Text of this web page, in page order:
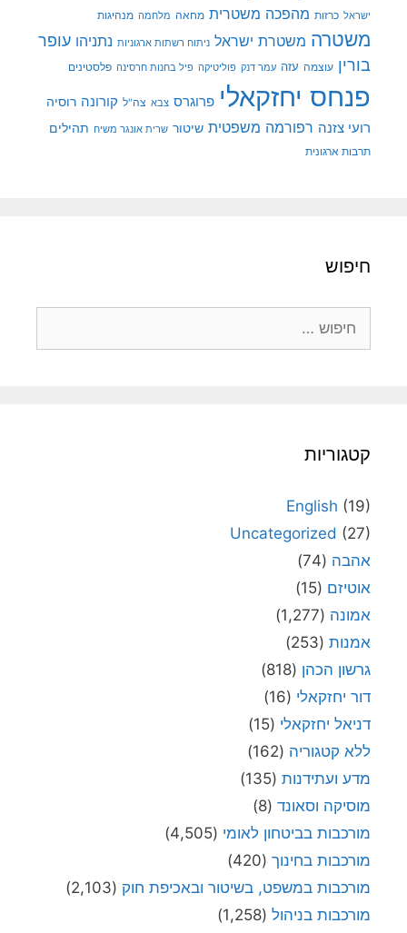
ישראל כרזות מהפכה משטרית מחאה מלחמה מנהיגות
משטרה משטרת ישראל ניתוח רשתות ארגוניות נתניהו עופר
בורין עוצמה עזה עמר דנק פוליטיקה פיל בחנות חרסינה פלסטינים
פנחס יחזקאלי פרוגרס צבא צה"ל קורונה רוסיה
רועי צזנה רפורמה משפטית שיטור שרית אונגר משיח תהילים
תרבות ארגונית
חיפוש
קטגוריות
English (19)
Uncategorized (27)
אהבה (74)
אוטיזם (15)
אמונה (1,277)
אמנות (253)
גרשון הכהן (818)
דור יחזקאלי (16)
דניאל יחזקאלי (15)
ללא קטגוריה (162)
מדע ועתידנות (135)
מוסיקה וסאונד (8)
מורכבות בביטחון לאומי (4,505)
מורכבות בחינוך (420)
מורכבות במשפט, בשיטור ובאכיפת חוק (2,103)
מורכבות בניהול (1,258)